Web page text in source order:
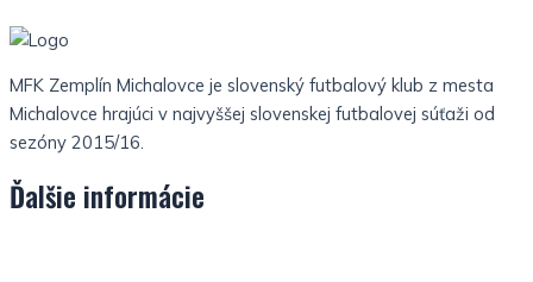
MFK Zemplín Michalovce je slovenský futbalový klub z mesta
Michalovce hrajúci v najvyššej slovenskej futbalovej súťaži od
sezóny 2015/16.
Ďalšie informácie